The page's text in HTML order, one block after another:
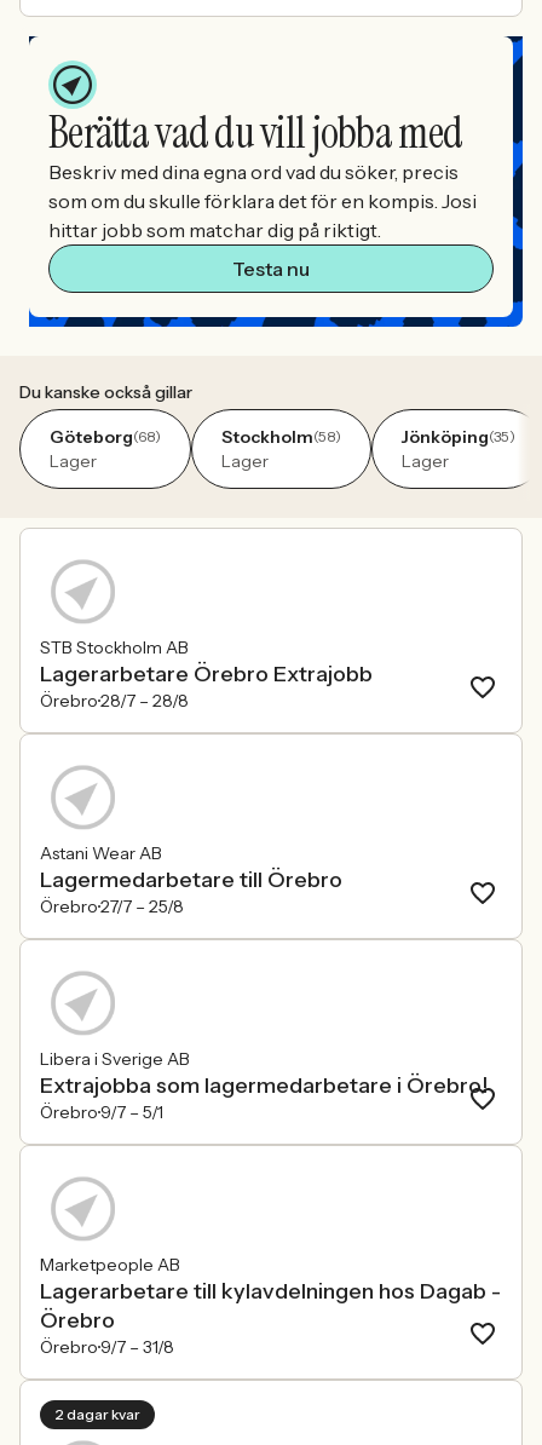
Berätta vad du vill jobba med
Beskriv med dina egna ord vad du söker, precis
som om du skulle förklara det för en kompis. Josi
hittar jobb som matchar dig på riktigt.
Testa nu
Du kanske också gillar
Göteborg(68)
Lager
Stockholm(58)
Lager
Jönköping(35)
Lager
STB Stockholm AB
Lagerarbetare Örebro Extrajobb
Örebro28/7 – 28/8
Astani Wear AB
Lagermedarbetare till Örebro
Örebro27/7 – 25/8
Libera i Sverige AB
Extrajobba som lagermedarbetare i Örebro!
Örebro 9/7 – 5/1
Marketpeople AB
Lagerarbetare till kylavdelningen hos Dagab -
Örebro
Örebro 9/7 – 31/8
2 dagar kvar